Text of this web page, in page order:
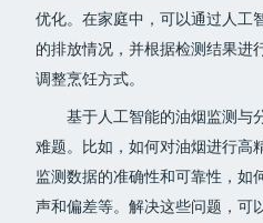
优化。在家庭中，可以通过人工
的排放情况，并根据检测结果进
调整烹饪方式。
基于人工智能的油烟监测与
难题。比如，如何对油烟进行高
监测数据的准确性和可靠性，如
声和偏差等。解决这些问题，可